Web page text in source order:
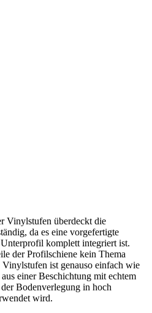
Vinylstufen überdeckt die
da es eine vorgefertigte
komplett integriert ist.
der Profilschiene kein Thema
ist genauso einfach wie
einer Beschichtung mit echtem
Bodenverlegung in hoch
wird.